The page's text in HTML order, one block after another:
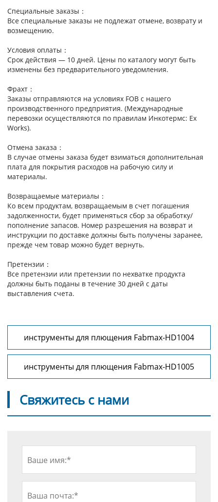
Специальные заказы：
Все специальные заказы не подлежат отмене, возврату и
возмещению.
Условия оплаты：
Срок действия — 10 дней. Цены по каталогу могут быть
изменены без предварительного уведомления.
Фрахт：
Заказы отправляются на условиях FOB с нашего
производственного предприятия. (Международные
перевозки осуществляются по правилам Инкотермс: Ex
Works).
Отмена заказа：
В случае отмены заказа будет взиматься дополнительная
плата для покрытия расходов на рабочую силу и
материалы.
Возвращаемые материалы：
Ко всем продуктам, возвращаемым в счет погашения
задолженности, будет применяться сбор за обработку/
пополнение запасов. Номер разрешения на возврат и
инструкции по доставке должны быть получены заранее,
прежде чем товар можно будет вернуть.
Претензии：
Все претензии или претензии по нехватке продукта
должны быть поданы в течение 30 дней с даты
выставления счета.
инструменты для плющения Fabmax-HD1004
инструменты для плющения Fabmax-HD1005
Свяжитесь с нами